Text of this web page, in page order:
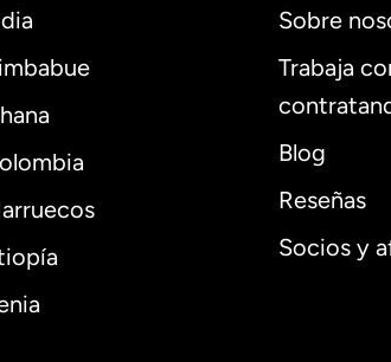
Sobre
Trabaja
Blog
Reseñas
Socios y